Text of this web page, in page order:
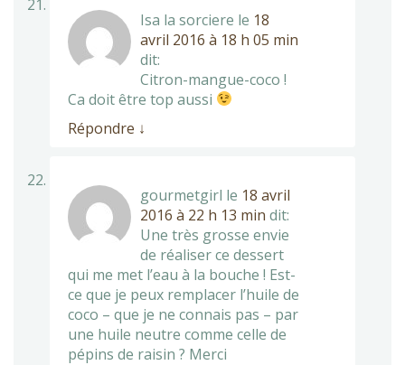
Isa la sorciere le 18
avril 2016 à 18 h 05 min
dit:
Citron-mangue-coco !
Ca doit être top aussi
Répondre ↓
gourmetgirl le 18 avril
2016 à 22 h 13 min dit:
Une très grosse envie
de réaliser ce dessert
qui me met l’eau à la bouche ! Est-
ce que je peux remplacer l’huile de
coco – que je ne connais pas – par
une huile neutre comme celle de
pépins de raisin ? Merci